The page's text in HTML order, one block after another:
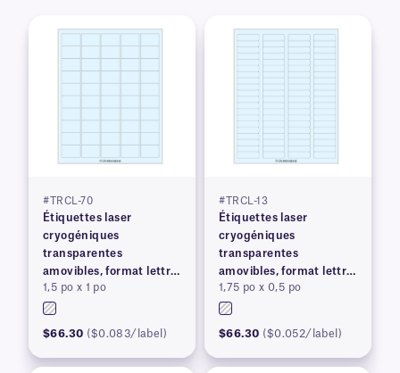
#TRCL-70
Étiquettes laser
cryogéniques
transparentes
amovibles, format lettre
US
1,5 po x 1 po
$66.30 ($0.083/label)
#TRCL-13
Étiquettes laser
cryogéniques
transparentes
amovibles, format lettre
US
1,75 po x 0,5 po
$66.30 ($0.052/label)